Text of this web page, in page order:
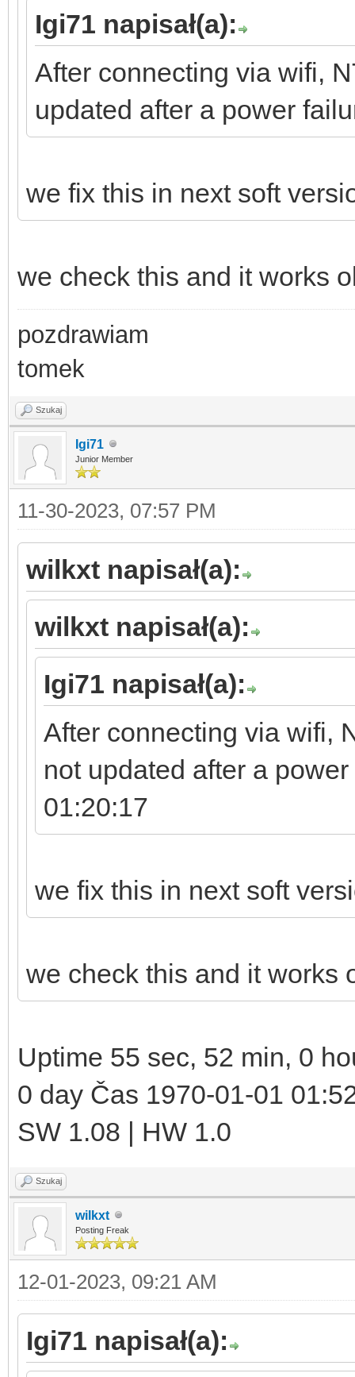
Igi71 napisał(a):
After connecting via wifi,
updated after a power
we fix this in next soft
we check this and it works
pozdrawiam
tomek
Szukaj
Igi71
Junior Member
11-30-2023, 07:57 PM
wilkxt napisał(a):
wilkxt napisał(a):
Igi71 napisał(a):
After connecting via wifi,
not updated after a
01:20:17
we fix this in next soft
we check this and it works
Uptime 55 sec, 52 min, 0
0 day Čas 1970-01-01
SW 1.08 | HW 1.0
Szukaj
wilkxt
Posting Freak
12-01-2023, 09:21 AM
Igi71 napisał(a):